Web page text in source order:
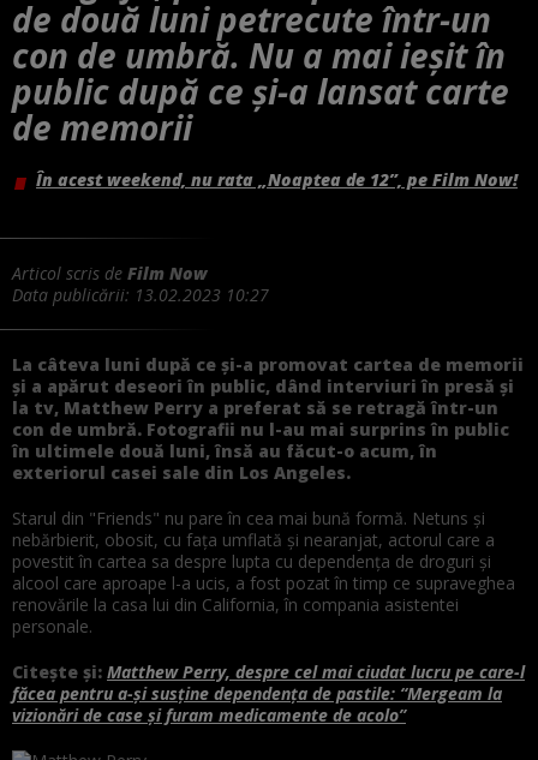
de două luni petrecute într-un
con de umbră. Nu a mai ieșit în
public după ce și-a lansat carte
de memorii
În acest weekend, nu rata „Noaptea de 12”, pe Film Now!
Articol scris de Film Now
Data publicării: 13.02.2023 10:27
La câteva luni după ce și-a promovat cartea de memorii
și a apărut deseori în public, dând interviuri în presă și
la tv, Matthew Perry a preferat să se retragă într-un
con de umbră. Fotografii nu l-au mai surprins în public
în ultimele două luni, însă au făcut-o acum, în
exteriorul casei sale din Los Angeles.
Starul din "Friends" nu pare în cea mai bună formă. Netuns și
nebărbierit, obosit, cu fața umflată și nearanjat, actorul care a
povestit în cartea sa despre lupta cu dependența de droguri și
alcool care aproape l-a ucis, a fost pozat în timp ce supraveghea
renovările la casa lui din California, în compania asistentei
personale.
Citește și: Matthew Perry, despre cel mai ciudat lucru pe care-l
făcea pentru a-și susține dependența de pastile: “Mergeam la
vizionări de case și furam medicamente de acolo”